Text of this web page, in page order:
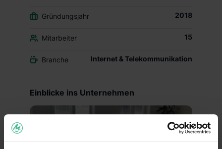
Gründungsjahr 2018
Mitarbeiter 15
Branche Internet & Telekommunikation
Einblicke ins Unternehmen